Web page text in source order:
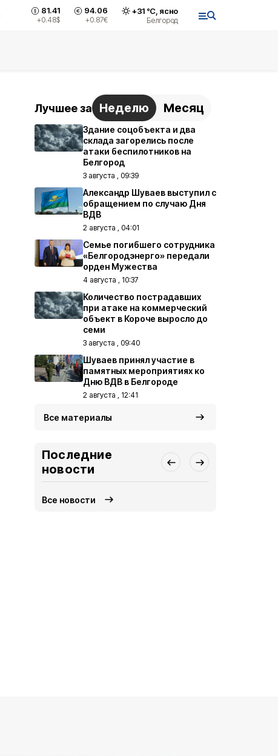
81.41
+0.48$
94.06
+0.87€
+31°С, ясно
Белгород
Лучшее за Неделю Месяц
Здание соцобъекта и два
склада загорелись после
атаки беспилотников на
Белгород
3 августа , 09:39
Александр Шуваев выступил с
обращением по случаю Дня
ВДВ
2 августа , 04:01
Семье погибшего сотрудника
«Белгородэнерго» передали
орден Мужества
4 августа , 10:37
Количество пострадавших
при атаке на коммерческий
объект в Короче выросло до
семи
3 августа , 09:40
Шуваев принял участие в
памятных мероприятиях ко
Дню ВДВ в Белгороде
2 августа , 12:41
Все материалы
Последние
новости
Все новости